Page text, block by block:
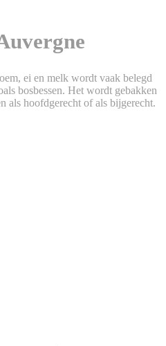
ei en melk wordt vaak belegd
bosbessen. Het wordt gebakken
als hoofdgerecht of als bijgerecht.